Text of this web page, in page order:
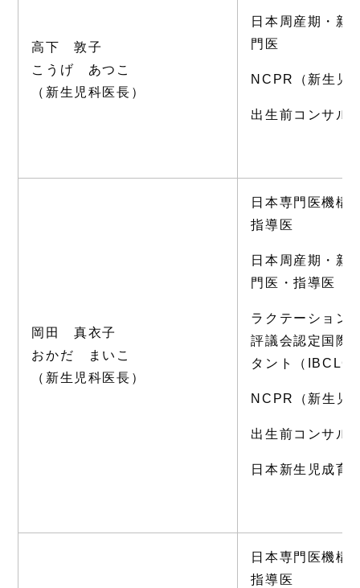
高下 敦子
こうげ あつこ
（新生児科医長）
日本周産期・新
門医
NCPR（新生児
出生前コンサル
岡田 真衣子
おかだ まいこ
（新生児科医長）
日本専門医機構
指導医
日本周産期・新
門医・指導医
ラクテーション
評議会認定国際
タント（IBCLC
NCPR（新生児
出生前コンサル
日本新生児成育
日本専門医機構
指導医